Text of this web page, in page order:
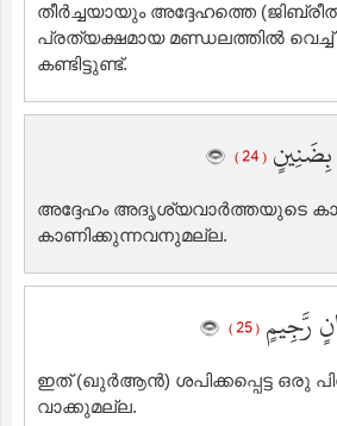
തീര്‍ച്ചയായും അദ്ദേഹത്തെ
പ്രത്യക്ഷമായ മണ്ഡലത്തില്‍ വെച്ച്
കണ്ടിട്ടുണ്ട്‌.
( 24 )
അദ്ദേഹം അദൃശ്യവാര്‍ത്തയുടെ
കാണിക്കുന്നവനുമല്ല.
رَّجِيمٍ ( 25 )
ഇത് (ഖുര്‍ആന്‍) ശപിക്കപ്പെട്ട ഒരു
വാക്കുമല്ല.